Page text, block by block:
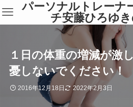
パーソナルトレーナ
チ安藤ひろゆ
１日の体重の増減が激
憂しないでください！
2016年12月18日 2022年2月3日